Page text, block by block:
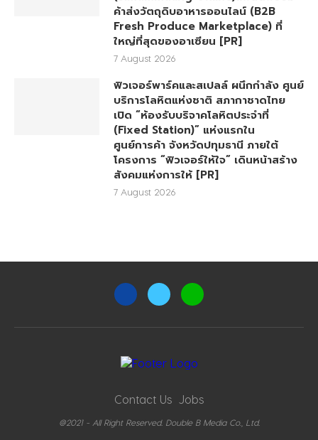
ค้าส่งวัตถุดิบอาหารออนไลน์ (B2B
Fresh Produce Marketplace) ที่
ใหญ่ที่สุดของอาเซียน [PR]
7 August 2026
ฟิวเจอร์พาร์คและสเปลล์ ผนึกกำลัง ศูนย์
บริการโลหิตแห่งชาติ สภากาชาดไทย
เปิด “ห้องรับบริจาคโลหิตประจำที่
(Fixed Station)” แห่งแรกใน
ศูนย์การค้า จังหวัดปทุมธานี ภายใต้
โครงการ “ฟิวเจอร์ให้ใจ” เดินหน้าสร้าง
สังคมแห่งการให้ [PR]
7 August 2026
Contact Us Jobs
@2021 - All Right Reserved. Double B Media Co., Ltd.